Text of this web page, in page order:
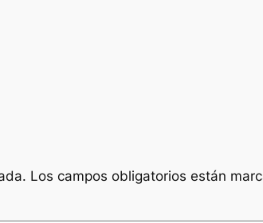
Los campos obligatorios están